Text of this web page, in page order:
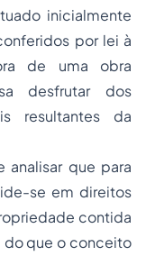
inicialmente
por lei à
de uma obra
desfrutar dos
resultantes da
analisar que para
se em direitos
contida
do que o conceito